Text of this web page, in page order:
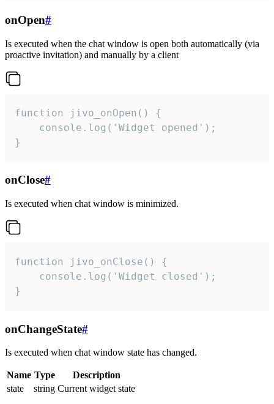
onOpen#
Is executed when the chat window is open both automatically (via
proactive invitation) and manually by a client
function jivo_onOpen() {
    console.log('Widget opened');
}
onClose#
Is executed when chat window is minimized.
function jivo_onClose() {
    console.log('Widget closed');
}
onChangeState#
Is executed when chat window state has changed.
Name Type
Description
state
string Current widget state